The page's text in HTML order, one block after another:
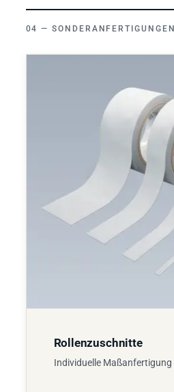
SONDERANFERTIGUNGEN
Rollenzuschnitte
Individuelle Maßanfertigung